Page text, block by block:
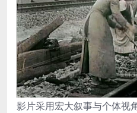
影片采用宏大叙事与个体视